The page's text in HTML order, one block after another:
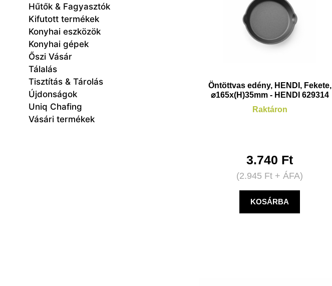
Hűtők & Fagyasztók
Kifutott termékek
Konyhai eszközök
Konyhai gépek
Őszi Vásár
Tálalás
Tisztítás & Tárolás
Újdonságok
Uniq Chafing
Vásári termékek
Öntöttvas edény, HENDI, Fekete,
⌀165x(H)35mm - HENDI 629314
Raktáron
3.740 Ft
(2.945 Ft + ÁFA)
KOSÁRBA